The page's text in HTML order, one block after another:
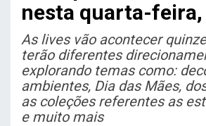
nesta quarta-feira,
As lives vão acontecer
terão diferentes
explorando temas como:
ambientes, Dia das Mães,
as coleções referentes as
e muito mais